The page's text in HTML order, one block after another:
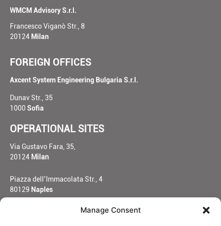
Manage Consent
WMCM Advisory S.r.l.
Francesco Viganò Str., 8
20124 Milan
FOREIGN OFFICES
Axcent System Engineering Bulgaria S.r.l.
Dunav Str., 35
1000 Sofia
OPERATIONAL SITES
Via Gustavo Fara, 35,
20124 Milan
Piazza dell’Immacolata Str., 4
80129 Naples